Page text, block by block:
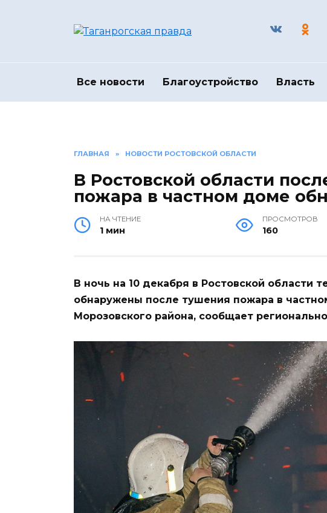
Все новости Благоустройство Власть
ГЛАВНАЯ » НОВОСТИ РОСТОВСКОЙ ОБЛАСТИ
В Ростовской области
пожара в частном доме
НА ЧТЕНИЕ
1 мин
ПРОСМОТРОВ
160
В ночь на 10 декабря в Ростовской области
обнаружены после тушения пожара в
Морозовского района, сообщает